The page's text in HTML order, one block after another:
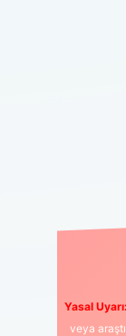
Yasal Uyarı:
veya